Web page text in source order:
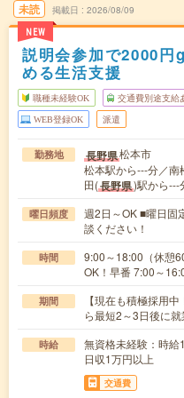
未読
NEW
掲載日 2026/08/09
説明会参加で2000円
める生活支援
職種未経験OK 交通費別途支給
WEB登録OK 派遣
勤務地 長野県松本市
松本駅から---分／
田(長野県)駅から---
曜日頻度
週2日～OK ■曜日固
談ください！
時間
9:00～18:00（休憩
OK！早番 7:00～
期間
【現在も積極採用
ら最短2～3日後に就
時給
無資格未経験：時
日収1万円以上
交通費